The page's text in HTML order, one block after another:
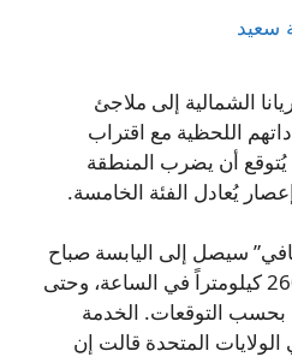
سعيد
الشمالية إلى ملاجئ
اللحظية مع اقتراب
أن يضرب المنطقة
يُعادل الفئة الخامسة.
سيصل إلى اليابسة صباح
الاثنين، بسرعة رياح تبلغ 260 كيلومتراً في الساعة، وحتى
بحسب التوقعات. الخدمة
الولايات المتحدة قالت إن